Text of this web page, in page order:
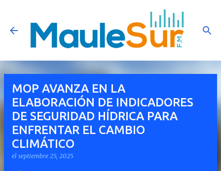
Ir al contenido principal
MOP AVANZA EN LA
ELABORACIÓN DE INDICADORES
DE SEGURIDAD HÍDRICA PARA
ENFRENTAR EL CAMBIO
CLIMÁTICO
el septiembre 25, 2025